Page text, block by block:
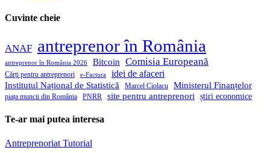
Cuvinte cheie
ANAF antreprenor în România
antreprenor în România 2026 Bitcoin Comisia Europeană
Cărți pentru antreprenori e-Factura idei de afaceri
Institutul Național de Statistică Marcel Ciolacu Ministerul Finanțelor
piața muncii din România PNRR site pentru antreprenori știri economice
Te-ar mai putea interesa
Antreprenoriat Tutorial